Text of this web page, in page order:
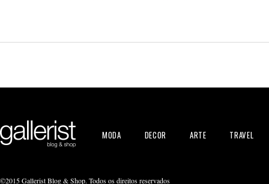
MODA DECOR ARTE TRAVEL
©2015 Gallerist Blog & Shop. Todos os direitos reservados